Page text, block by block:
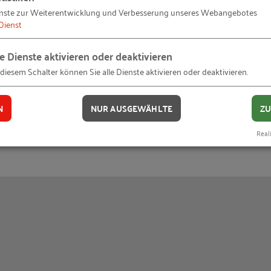
in seiner umfassenden Bedeutung und in
Qualität des Arbeitslebens und Beschäftigung.
Personal) herzustellen, die unmittelbar mit den
kleine und mittlere Unternehmen
zur Weiterentwicklung und Verbesserung unseres Webangebotes
Dienste aktivieren oder deaktivieren
Schalter können Sie alle Dienste aktivieren oder deaktivieren.
NUR AUSGEWÄHLTE